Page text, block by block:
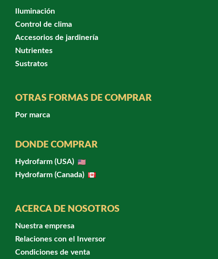
Iluminación
Control de clima
Accesorios de jardinería
Nutrientes
Sustratos
OTRAS FORMAS DE COMPRAR
Por marca
DONDE COMPRAR
Hydrofarm (USA)
Hydrofarm (Canada)
ACERCA DE NOSOTROS
Nuestra empresa
Relaciones con el Inversor
Condiciones de venta